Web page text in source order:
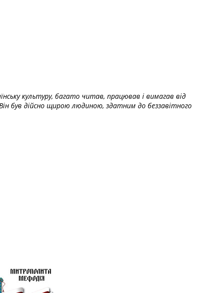
культуру, багато читав, працював і вимагав від
був дійсно щирою людиною, здатним до беззавітного